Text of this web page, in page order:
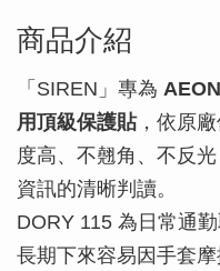
商品介紹
「SIREN」專為
用頂級保護貼，依原
度高、不翹角、不反
資訊的清晰判讀。
DORY 115 為日常通
長期下來容易因手套